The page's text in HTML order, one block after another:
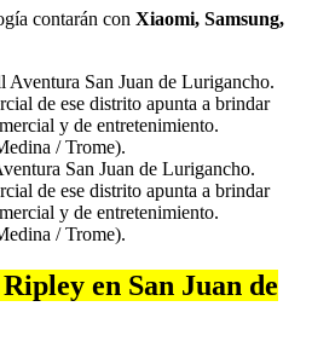
contarán con Xiaomi, Samsung,
San Juan de Lurigancho.
de ese distrito apunta a brindar
y de entretenimiento.
/ Trome).
en San Juan de